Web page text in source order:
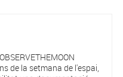
de la setmana de l'espai,